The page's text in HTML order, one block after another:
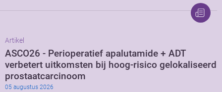
Artikel
ASCO26 - Perioperatief apalutamide + ADT
verbetert uitkomsten bij hoog-risico gelokaliseerd
prostaatcarcinoom
05 augustus 2026